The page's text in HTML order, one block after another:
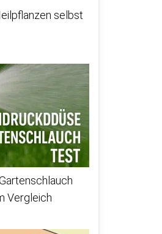
selbst
Vergleich